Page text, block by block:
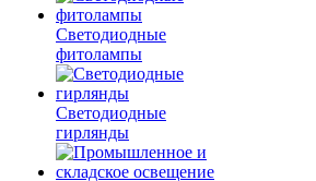
Светодиодные
фитолампы
Светодиодные
гирлянды